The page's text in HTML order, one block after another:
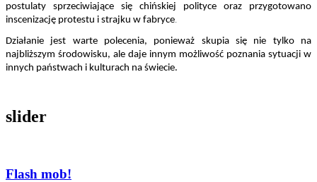
postulaty sprzeciwiające się chińskiej polityce oraz przygotowano
inscenizację protestu i strajku w fabryce.
Działanie jest warte polecenia, ponieważ skupia się nie tylko na
najbliższym środowisku, ale daje innym możliwość poznania sytuacji w
innych państwach i kulturach na świecie.
slider
Flash mob!